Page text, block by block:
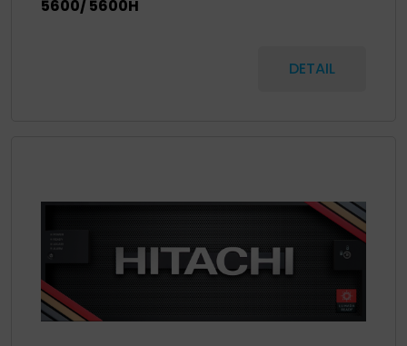
5600/ 5600H
DETAIL